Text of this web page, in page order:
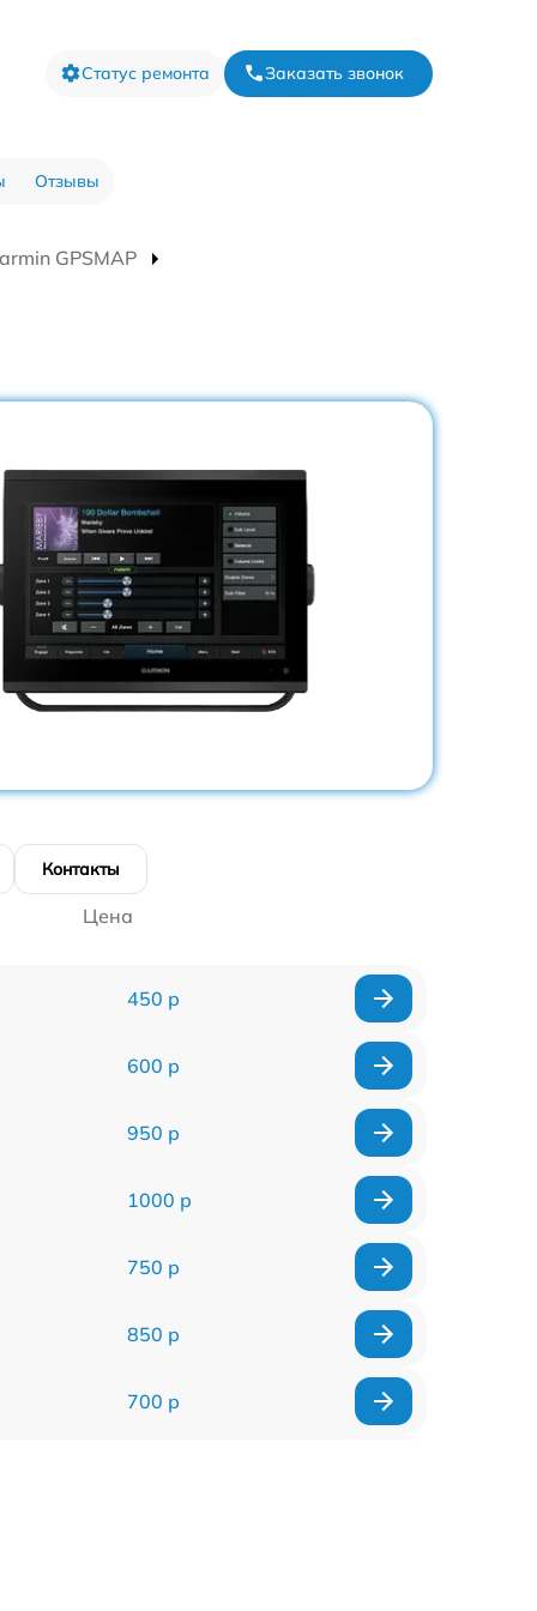
Статус ремонта Заказать звонок
Отзывы
GPSMAP
Контакты
Цена
450 р
600 р
950 р
1000 р
750 р
850 р
700 р